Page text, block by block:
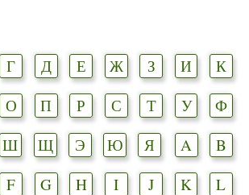
Г Д Е Ж З И
К
О П Р С Т У
Ф
Ш Щ Э Ю Я A
B
F G H I J K
L